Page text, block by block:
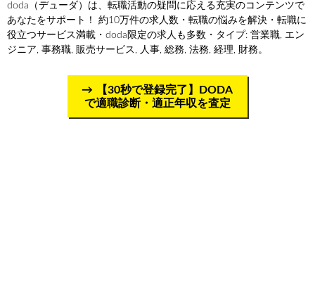
doda（デューダ）は、転職活動の疑問に応える充実のコンテンツで
あなたをサポート！ 約10万件の求人数・転職の悩みを解決・転職に
役立つサービス満載・doda限定の求人も多数・タイプ: 営業職, エン
ジニア, 事務職, 販売サービス, 人事, 総務, 法務, 経理, 財務。
【30秒で登録完了】DODA
で適職診断・適正年収を査定